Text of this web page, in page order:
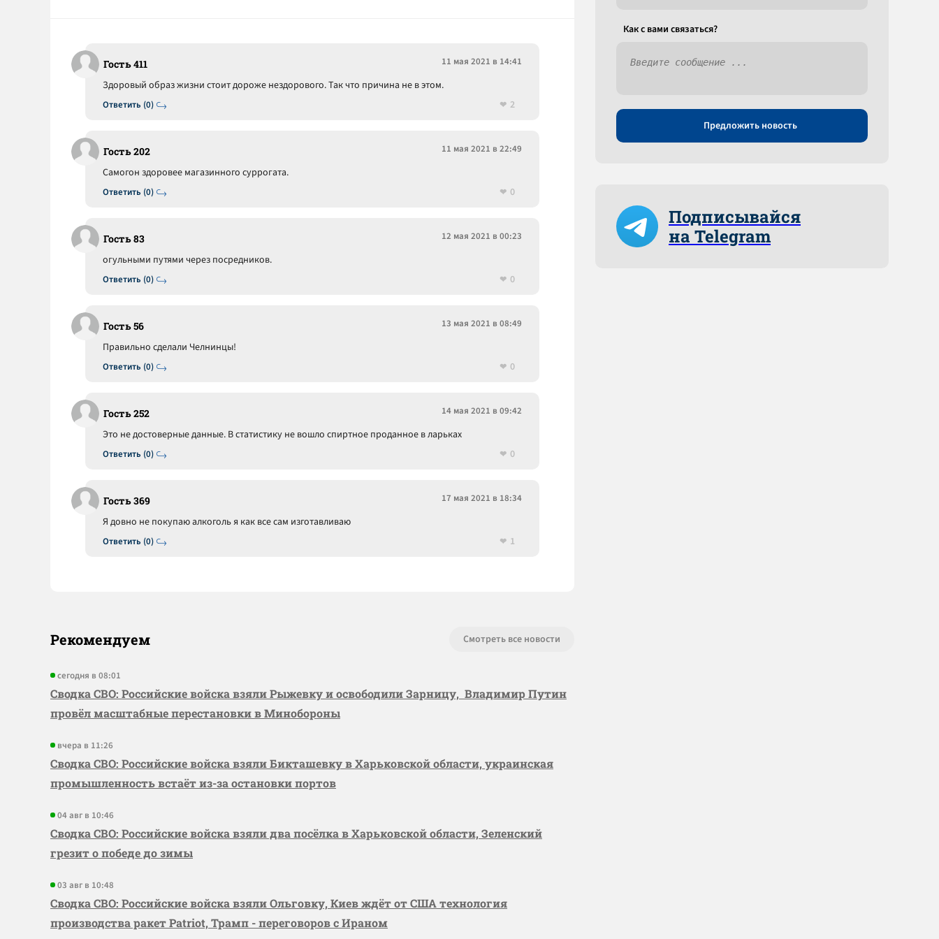
Гость 411 11 мая 2021 в 14:41
Ответить (0)
Здоровый образ жизни стоит дороже нездорового. Так что причина не в этом.
2
Гость 202 11 мая 2021 в 22:49
Ответить (0)
Самогон здоровее магазинного суррогата.
0
Гость 83 12 мая 2021 в 00:23
Ответить (0)
огульными путями через посредников.
0
Гость 56 13 мая 2021 в 08:49
Ответить (0)
Правильно сделали Челнинцы!
0
Гость 252 14 мая 2021 в 09:42
Ответить (0)
Это не достоверные данные. В статистику не вошло спиртное проданное в ларьках
0
Гость 369 17 мая 2021 в 18:34
Ответить (0)
Я довно не покупаю алкоголь я как все сам изготавливаю
1
Рекомендуем Смотреть все новости
сегодня в 08:01
Сводка СВО: Российские войска взяли Рыжевку и освободили Зарницу, Владимир Путин
провёл масштабные перестановки в Минобороны
вчера в 11:26
Сводка СВО: Российские войска взяли Бикташевку в Харьковской области, украинская
промышленность встаёт из-за остановки портов
04 авг в 10:46
Сводка СВО: Российские войска взяли два посёлка в Харьковской области, Зеленский
грезит о победе до зимы
03 авг в 10:48
Сводка СВО: Российские войска взяли Ольговку, Киев ждёт от США технология
производства ракет Patriot, Трамп - переговоров с Ираном
Как c вами связаться?
Предложить новость
Подписывайся
на Telegram